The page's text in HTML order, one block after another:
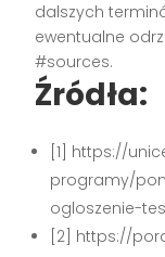
dalszych
ewentualne
#sources.
Źródła:
[1] https://
programy/
ogloszenie-
[2] https://